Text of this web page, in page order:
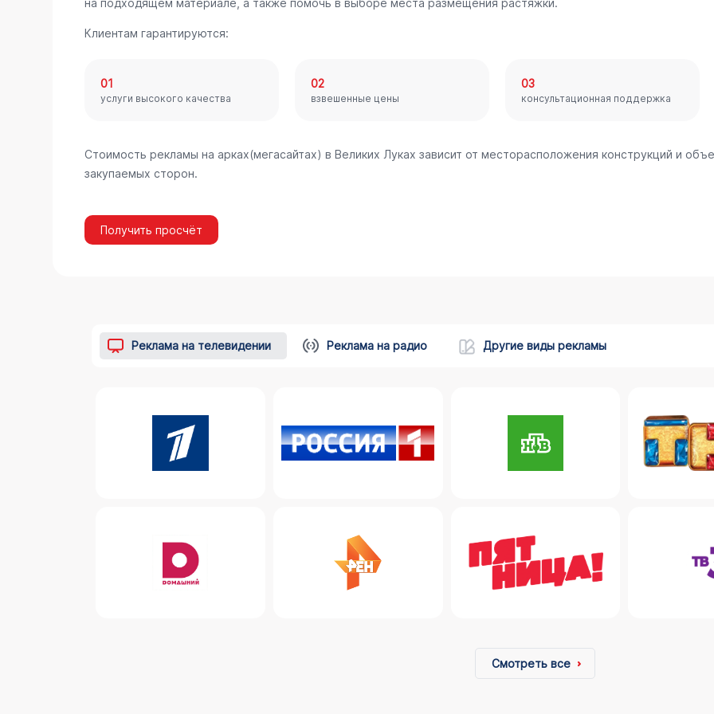
на подходящем материале, а также помочь в выборе места размещения растяжки.
Клиентам гарантируются:
01
услуги высокого качества
02
взвешенные цены
03
консультационная поддержка
Стоимость рекламы на арках(мегасайтах) в Великих Луках зависит от месторасположения конструкций и
закупаемых сторон.
Получить просчёт
Реклама на телевидении Реклама на радио Другие виды рекламы
Смотреть все